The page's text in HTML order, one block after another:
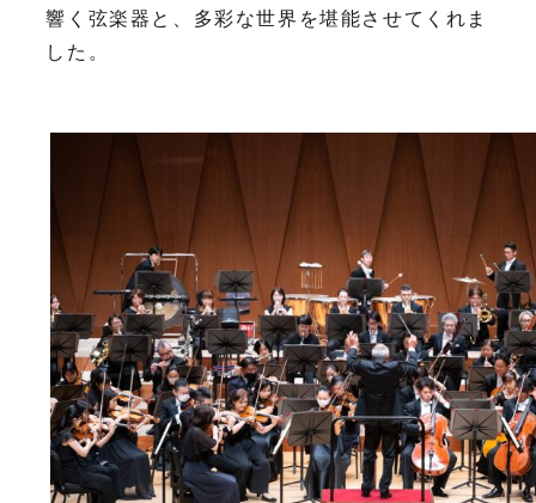
響く弦楽器と、多彩な世界を堪能させてくれま
した。